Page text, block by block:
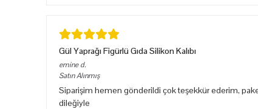
Gül Yaprağı Figürlü Gıda Silikon Kalıbı
emine d.
Satın Alınmış
Siparişim hemen gönderildi çok teşekkür ederim,
dileğiyle